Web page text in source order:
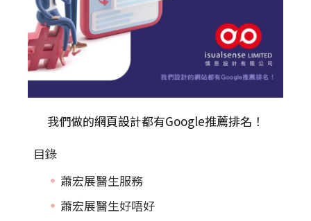
我們做的網頁設計都有Google推薦排名！
目錄
蕭宏展醫生服務
蕭宏展醫生好唔好